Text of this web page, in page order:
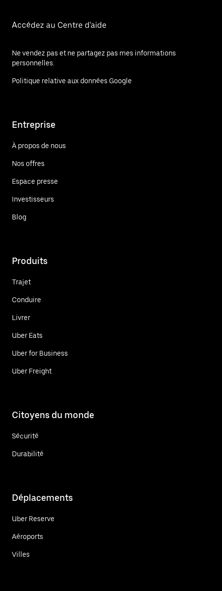
Accédez au Centre d'aide
Ne vendez pas et ne partagez pas mes informations
personnelles.
Politique relative aux données Google
Entreprise
À propos de nous
Nos offres
Espace presse
Investisseurs
Blog
Produits
Trajet
Conduire
Livrer
Uber Eats
Uber for Business
Uber Freight
Citoyens du monde
Sécurité
Durabilité
Déplacements
Uber Reserve
Aéroports
Villes